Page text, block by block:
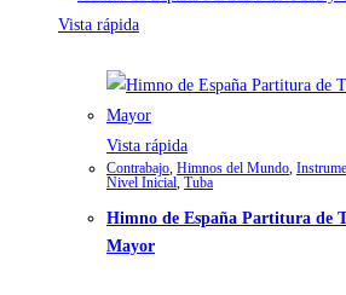
Vista rápida
Vista rápida
Contrabajo Himnos del Mundo
Nivel Inicial Tuba
Himno de España Partitura de
Mayor